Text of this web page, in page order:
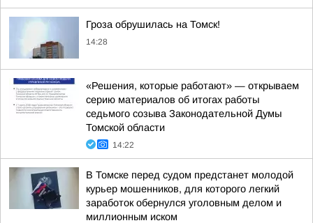
Гроза обрушилась на Томск!
14:28
«Решения, которые работают» — открываем
серию материалов об итогах работы
седьмого созыва Законодательной Думы
Томской области
14:22
В Томске перед судом предстанет молодой
курьер мошенников, для которого легкий
заработок обернулся уголовным делом и
миллионным иском